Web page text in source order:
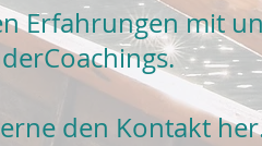
Erfahrungen mit
den Kontakt